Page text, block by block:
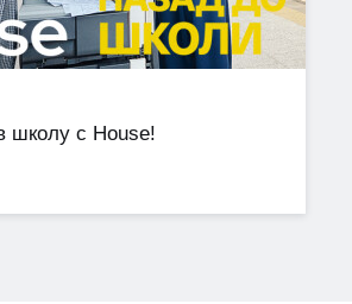
школу с House!